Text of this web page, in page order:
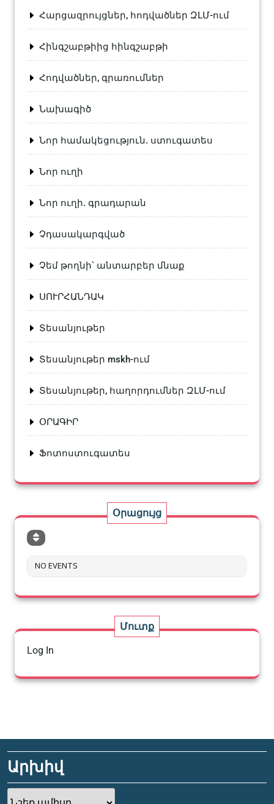
Հարցազրույցներ, հոդվածներ ԶԼՄ-ում
Հինգշաբթիից հինգշաբթի
Հոդվածներ, գրառումներ
Նախագիծ
Նոր համակեցություն. ստուգատես
Նոր ուղի
Նոր ուղի. գրադարան
Չդասակարգված
Չեմ թողնի՝ անտարբեր մնաք
ՍՈՒՐՀԱՆԴԱԿ
Տեսանյութեր
Տեսանյութեր mskh-ում
Տեսանյութեր, հաղորդումներ ԶԼՄ-ում
ՕՐԱԳԻՐ
Ֆոտոստուգատես
Օրացույց
NO EVENTS
Մուտք
Log In
Արխիվ